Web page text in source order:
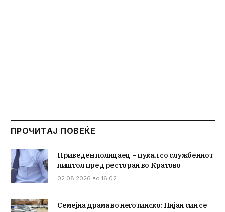
ПРОЧИТАЈ ПОВЕЌЕ
Приведен полицаец – пукал со службениот
пиштол пред ресторан во Кратово
02.08.2026 во 16:02
Семејна драма во неготинско: Пијан син се